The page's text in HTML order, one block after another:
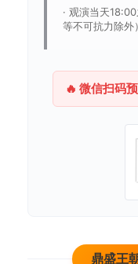
· 观演当天
等不可抗力除外
🔥 微信扫码
鼎盛王